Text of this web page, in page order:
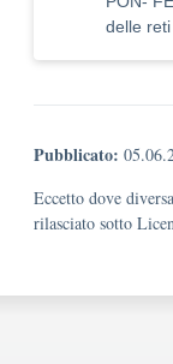
delle
Pubblicato:
Eccetto dove
rilasciato sotto